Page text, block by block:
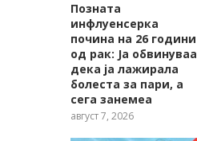
Позната
инфлуенсерка
почина на 26 години
од рак: Ја обвинуваа
дека ја лажирала
болеста за пари, а
сега занемеа
август 7, 2026